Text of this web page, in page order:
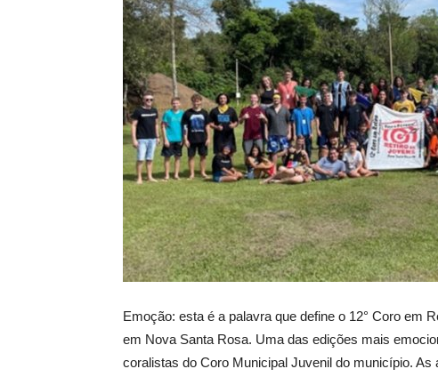
Emoção: esta é a palavra que define o 12° Coro em
em Nova Santa Rosa. Uma das edições mais
coralistas do Coro Municipal Juvenil do município.